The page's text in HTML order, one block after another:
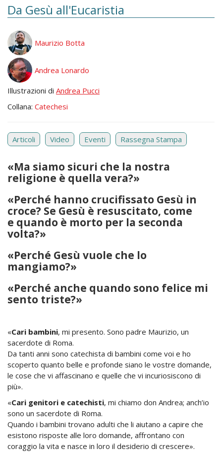
Da Gesù all'Eucaristia
Maurizio Botta
Andrea Lonardo
Illustrazioni di Andrea Pucci
Collana: Catechesi
Articoli Video Eventi Rassegna Stampa
«Ma siamo sicuri che la nostra
religione è quella vera?»
«Perché hanno crucifissato Gesù in
croce? Se Gesù è resuscitato, come
e quando è morto per la seconda
volta?»
«Perché Gesù vuole che lo
mangiamo?»
«Perché anche quando sono felice mi
sento triste?»
«Cari bambini, mi presento. Sono padre Maurizio, un
sacerdote di Roma.
Da tanti anni sono catechista di bambini come voi e ho
scoperto quanto belle e profonde siano le vostre domande,
le cose che vi affascinano e quelle che vi incuriosiscono di
più».
«Cari genitori e catechisti, mi chiamo don Andrea; anch’io
sono un sacerdote di Roma.
Quando i bambini trovano adulti che li aiutano a capire che
esistono risposte alle loro domande, affrontano con
coraggio la vita e nasce in loro il desiderio di crescere».